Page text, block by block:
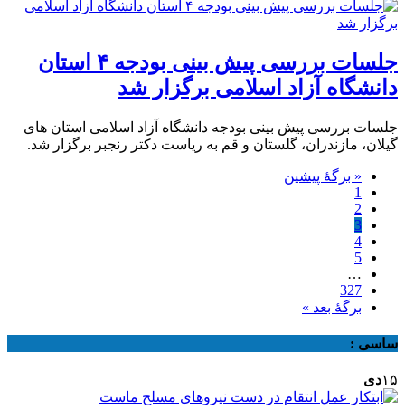
جلسات بررسی پیش بینی بودجه ۴ استان
دانشگاه آزاد اسلامی برگزار شد
جلسات بررسی پیش بینی بودجه دانشگاه آزاد اسلامی استان های
گیلان، مازندران، گلستان و قم به ریاست دکتر رنجبر برگزار شد.
« برگه‌ٔ پیشین
1
2
3
4
5
…
327
برگهٔ بعد »
ساسی :
۱۵دی